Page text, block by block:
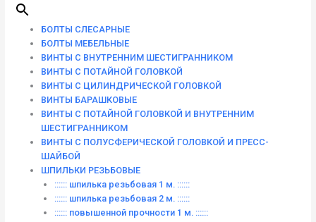
БОЛТЫ СЛЕСАРНЫЕ
БОЛТЫ МЕБЕЛЬНЫЕ
ВИНТЫ С ВНУТРЕННИМ ШЕСТИГРАННИКОМ
ВИНТЫ С ПОТАЙНОЙ ГОЛОВКОЙ
ВИНТЫ С ЦИЛИНДРИЧЕСКОЙ ГОЛОВКОЙ
ВИНТЫ БАРАШКОВЫЕ
ВИНТЫ С ПОТАЙНОЙ ГОЛОВКОЙ И ВНУТРЕННИМ
ШЕСТИГРАННИКОМ
ВИНТЫ С ПОЛУСФЕРИЧЕСКОЙ ГОЛОВКОЙ И ПРЕСС-
ШАЙБОЙ
ШПИЛЬКИ РЕЗЬБОВЫЕ
:::::: шпилька резьбовая 1 м. ::::::
:::::: шпилька резьбовая 2 м. ::::::
:::::: повышенной прочности 1 м. ::::::